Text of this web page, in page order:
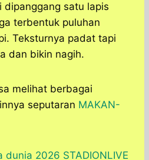
dipanggang satu lapis
terbentuk puluhan
Teksturnya padat tapi
dan bikin nagih.
melihat berbagai
seputaran MAKAN-